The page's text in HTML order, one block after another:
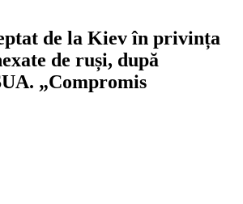
de la Kiev în privința
de ruși, după
„Compromis